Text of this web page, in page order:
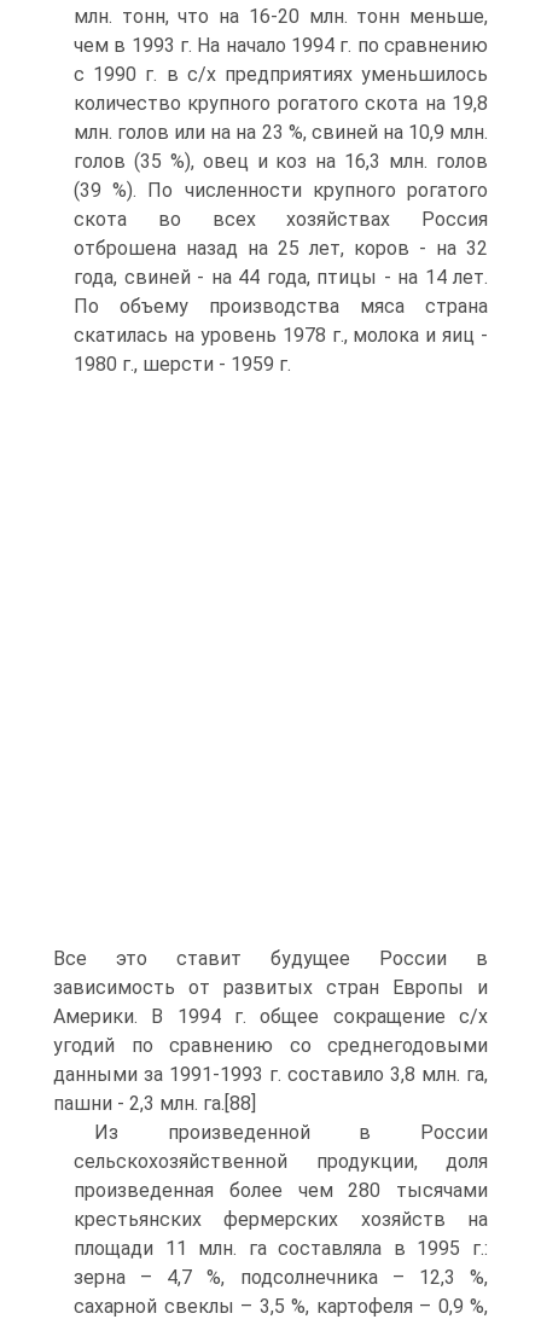
млн. тонн, что на 16-20 млн. тонн меньше,
чем в 1993 г. На начало 1994 г. по сравнению
с 1990 г. в с/х предприятиях уменьшилось
количество крупного рогатого скота на 19,8
млн. голов или на на 23 %, свиней на 10,9 млн.
голов (35 %), овец и коз на 16,3 млн. голов
(39 %). По численности крупного рогатого
скота во всех хозяйствах Россия
отброшена назад на 25 лет, коров - на 32
года, свиней - на 44 года, птицы - на 14 лет.
По объему производства мяса страна
скатилась на уровень 1978 г., молока и яиц -
1980 г., шерсти - 1959 г.
Все это ставит будущее России в
зависимость от развитых стран Европы и
Америки. В 1994 г. общее сокращение с/х
угодий по сравнению со среднегодо­выми
данными за 1991-1993 г. составило 3,8 млн. га,
пашни - 2,3 млн. га.[88]
Из произведенной в России
сельскохозяйственной продукции, доля
произведенная более чем 280 тысячами
крестьянских фермерских хозяйств на
площади 11 млн. га составляла в 1995 г.:
зерна – 4,7 %, подсолнечника – 12,3 %,
сахарной свеклы – 3,5 %, картофеля – 0,9 %,